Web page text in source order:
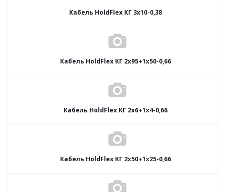
Кабель HoldFlex КГ 3x10-0,38
Кабель HoldFlex КГ 2x95+1x50-0,66
Кабель HoldFlex КГ 2x6+1x4-0,66
Кабель HoldFlex КГ 2x50+1x25-0,66